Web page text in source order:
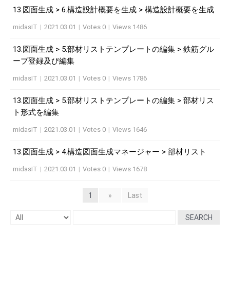
13.図面生成 > 6.構造設計概要を生成 > 構造設計概要を生成
midasIT | 2021.03.01 | Votes 0 | Views 1486
13.図面生成 > 5.部材リストテンプレートの編集 > 鉄筋グル
ープ登録及び編集
midasIT | 2021.03.01 | Votes 0 | Views 1786
13.図面生成 > 5.部材リストテンプレートの編集 > 部材リス
ト形式を編集
midasIT | 2021.03.01 | Votes 0 | Views 1646
13.図面生成 > 4.構造図面生成マネージャー > 部材リスト
midasIT | 2021.03.01 | Votes 0 | Views 1678
1 » Last
SEARCH